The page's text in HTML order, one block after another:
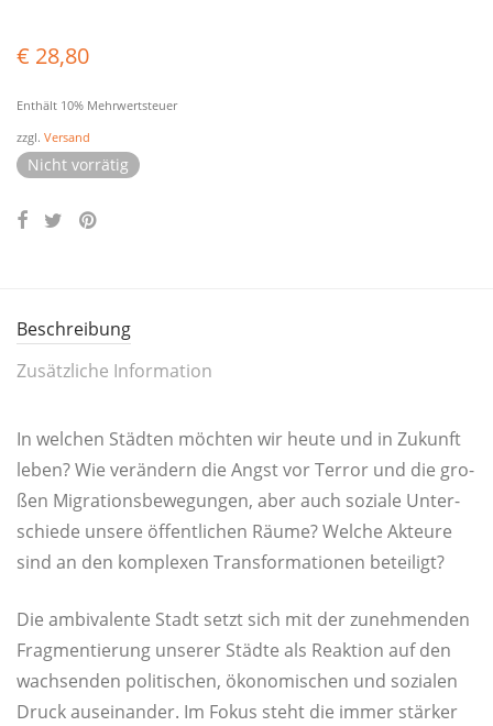
€ 28,80
Enthält 10% Mehrwertsteuer
zzgl. Versand
Nicht vorrätig
Beschreibung
Zusätzliche Information
In wel­chen Städ­ten möch­ten wir heu­te und in Zukunft
leben? Wie ver­än­dern die Angst vor Ter­ror und die gro­
ßen Migra­ti­ons­be­we­gun­gen, aber auch sozia­le Unter­
schie­de unse­re öffent­li­chen Räu­me? Wel­che Akteu­re
sind an den kom­ple­xen Trans­for­ma­tio­nen beteiligt?
Die ambi­va­len­te Stadt setzt sich mit der zuneh­men­den
Frag­men­tie­rung unse­rer Städ­te als Reak­ti­on auf den
wach­sen­den poli­ti­schen, öko­no­mi­schen und sozia­len
Druck aus­ein­an­der. Im Fokus steht die immer stär­ker